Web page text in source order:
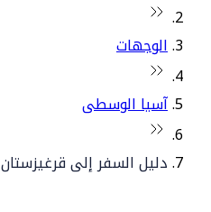
الوجهات
آسيا الوسطى
دليل السفر إلى قرغيزستان